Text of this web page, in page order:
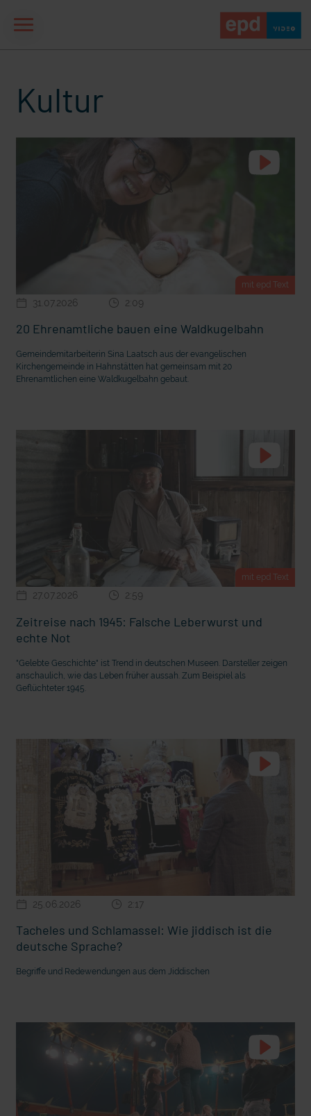
oder "Deppen der "Wir bauen Cherson wieder auf" - Optimismus in der
Seelsorge für Trucker: "Könige der
Landstraße" oder "Deppen der Nation"?
mit epd Text
epd erklärt: Tag der Arbeit
Kultur
mit epd Text
31.07.2026 2:09
20 Ehrenamtliche bauen eine Waldkugelbahn
Gemeindemitarbeiterin Sina Laatsch aus der evangelischen
Kirchengemeinde in Hahnstätten hat gemeinsam mit 20
Ehrenamtlichen eine Waldkugelbahn gebaut.
mit epd Text
27.07.2026 2:59
Zeitreise nach 1945: Falsche Leberwurst und
echte Not
"Gelebte Geschichte" ist Trend in deutschen Museen. Darsteller zeigen
anschaulich, wie das Leben früher aussah. Zum Beispiel als
Geflüchteter 1945.
25.06.2026 2:17
Tacheles und Schlamassel: Wie jiddisch ist die
deutsche Sprache?
Begriffe und Redewendungen aus dem Jiddischen